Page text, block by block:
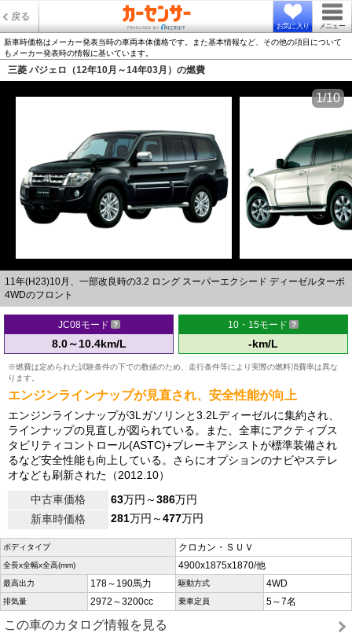
戻る
お気に入り メニュー
新車時価格はメーカー発表当時の車両本体価格です。また基本情報など、その他の項目について
もメーカー発表時の情報に基いています。
三菱 パジェロ（12年10月～14年03月）の燃費
11年(H23)10月、一部改良時の3.2 ロング スーパーエクシード ディーゼルターボ
4WDのフロント
1/10
JC08モード
8.0～10.4km/L
10・15モード
-km/L
※燃費は定められた試験条件の下での数値のため、走行条件等により実際の燃料消費率は異な
ります。
エンジンラインナップが見直され、安全性能が向上
エンジンラインナップが3Lガソリンと3.2Lディーゼルに集約され、
ラインナップの見直しが図られている。また、全車にアクティブス
タビリティコントロール(ASTC)+ブレーキアシストが標準装備され
るなど安全性能も向上している。さらにオプションのナビやステレ
オなども刷新された（2012.10）
中古車価格
63万円～386万円
新車時価格
281万円～477万円
ボディタイプ クロカン・ＳＵＶ
全長x全幅x全高(mm) 4900x1875x1870/他
最高出力 178～190馬力 駆動方式 4WD
排気量 2972～3200cc 乗車定員 5～7名
この車のカタログ情報を見る